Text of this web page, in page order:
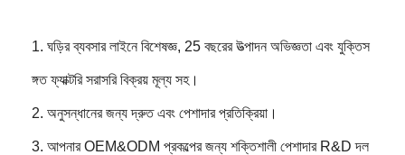
1. ঘড়ির ব্যবসার লাইনে বিশেষজ্ঞ, 25 বছরের উত্পাদন অভিজ্ঞতা এবং যুক্তিস
ঙ্গত ফ্যাক্টরি সরাসরি বিক্রয় মূল্য সহ।
2. অনুসন্ধানের জন্য দ্রুত এবং পেশাদার প্রতিক্রিয়া।
3. আপনার OEM&ODM প্রকল্পের জন্য শক্তিশালী পেশাদার R&D দল